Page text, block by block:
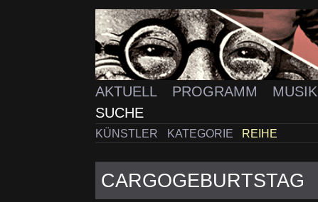
AKTUELL PROGRAMM MUSIK
SUCHE
KÜNSTLER KATEGORIE REIHE
CARGOGEBURTSTAG